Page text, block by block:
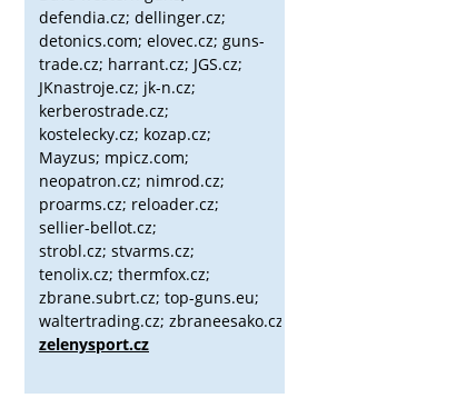
defendia.cz; dellinger.cz;
detonics.com; elovec.cz; guns-
trade.cz; harrant.cz; JGS.cz;
JKnastroje.cz; jk-n.cz;
kerberostrade.cz;
kostelecky.cz; kozap.cz;
Mayzus; mpicz.com;
neopatron.cz; nimrod.cz;
proarms.cz; reloader.cz;
sellier-bellot.cz;
strobl.cz; stvarms.cz;
tenolix.cz; thermfox.cz;
zbrane.subrt.cz; top-guns.eu;
waltertrading.cz; zbraneesako.cz;
zelenysport.cz